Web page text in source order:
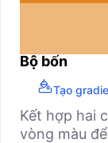
Bộ bốn
Tạo
Kết hợp hai
vòng màu